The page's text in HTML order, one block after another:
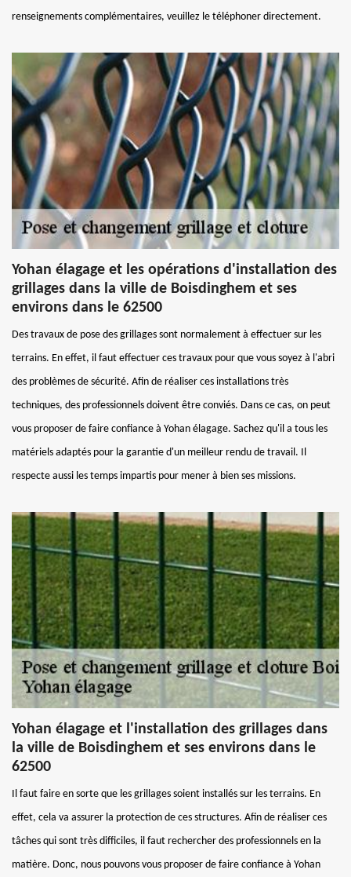
renseignements complémentaires, veuillez le téléphoner directement.
Yohan élagage et les opérations d'installation des
grillages dans la ville de Boisdinghem et ses
environs dans le 62500
Des travaux de pose des grillages sont normalement à effectuer sur les
terrains. En effet, il faut effectuer ces travaux pour que vous soyez à l'abri
des problèmes de sécurité. Afin de réaliser ces installations très
techniques, des professionnels doivent être conviés. Dans ce cas, on peut
vous proposer de faire confiance à Yohan élagage. Sachez qu'il a tous les
matériels adaptés pour la garantie d'un meilleur rendu de travail. Il
respecte aussi les temps impartis pour mener à bien ses missions.
Yohan élagage et l'installation des grillages dans
la ville de Boisdinghem et ses environs dans le
62500
Il faut faire en sorte que les grillages soient installés sur les terrains. En
effet, cela va assurer la protection de ces structures. Afin de réaliser ces
tâches qui sont très difficiles, il faut rechercher des professionnels en la
matière. Donc, nous pouvons vous proposer de faire confiance à Yohan